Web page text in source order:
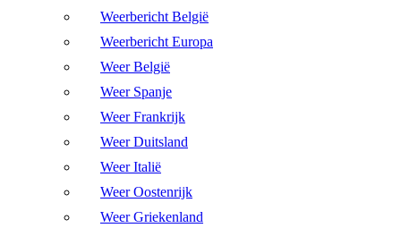
Weerbericht België
Weerbericht Europa
Weer België
Weer Spanje
Weer Frankrijk
Weer Duitsland
Weer Italië
Weer Oostenrijk
Weer Griekenland